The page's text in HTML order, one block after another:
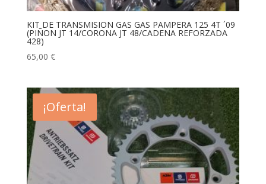
KIT DE TRANSMISION GAS GAS PAMPERA 125 4T ´09
(PIÑON JT 14/CORONA JT 48/CADENA REFORZADA
428)
65,00 €
¡Oferta!